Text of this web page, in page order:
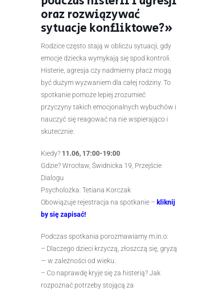
oraz rozwiązywać
sytuacje konfliktowe?»
Rodzice często stają w obliczu sytuacji, gdy
emocje dziecka wymykają się spod kontroli.
Histerie, agresja czy nadmierny płacz mogą
być dużym wyzwaniem dla całej rodziny. To
spotkanie pomoże lepiej zrozumieć
przyczyny takich emocjonalnych wybuchów i
nauczyć się reagować na nie wspierająco i
skutecznie.
Kiedy? 11.06, 17:00-19:00
Gdzie? Wrocław, Świdnicka 19, Przejście
Dialogu
Psycholożka: Tetiana Korczak
Obowiązuje rejestracja na spotkanie – kliknij
by się zapisać!
Podczas spotkania porozmawiamy m.in.o:
– Dlaczego dzieci krzyczą, złoszczą się, gryzą
— w zależności od wieku.
– Co naprawdę kryje się za histerią? Jak
rozpoznać potrzeby stojącą za